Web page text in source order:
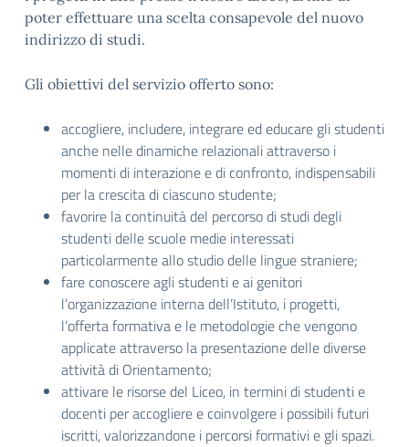
poter effettuare una scelta consapevole del nuovo
indirizzo di studi.
Gli obiettivi del servizio offerto sono:
accogliere, includere, integrare ed educare gli studenti
anche nelle dinamiche relazionali attraverso i
momenti di interazione e di confronto, indispensabili
per la crescita di ciascuno studente;
favorire la continuità del percorso di studi degli
studenti delle scuole medie interessati
particolarmente allo studio delle lingue straniere;
fare conoscere agli studenti e ai genitori
l’organizzazione interna dell’Istituto, i progetti,
l’offerta formativa e le metodologie che vengono
applicate attraverso la presentazione delle diverse
attività di Orientamento;
attivare le risorse del Liceo, in termini di studenti e
docenti per accogliere e coinvolgere i possibili futuri
iscritti, valorizzandone i percorsi formativi e gli spazi.